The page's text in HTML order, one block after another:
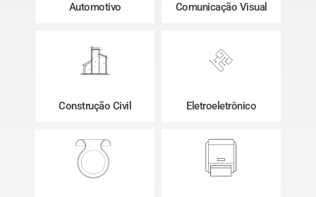
Automotivo Comunicação Visual
Construção Civil Eletroeletrônico